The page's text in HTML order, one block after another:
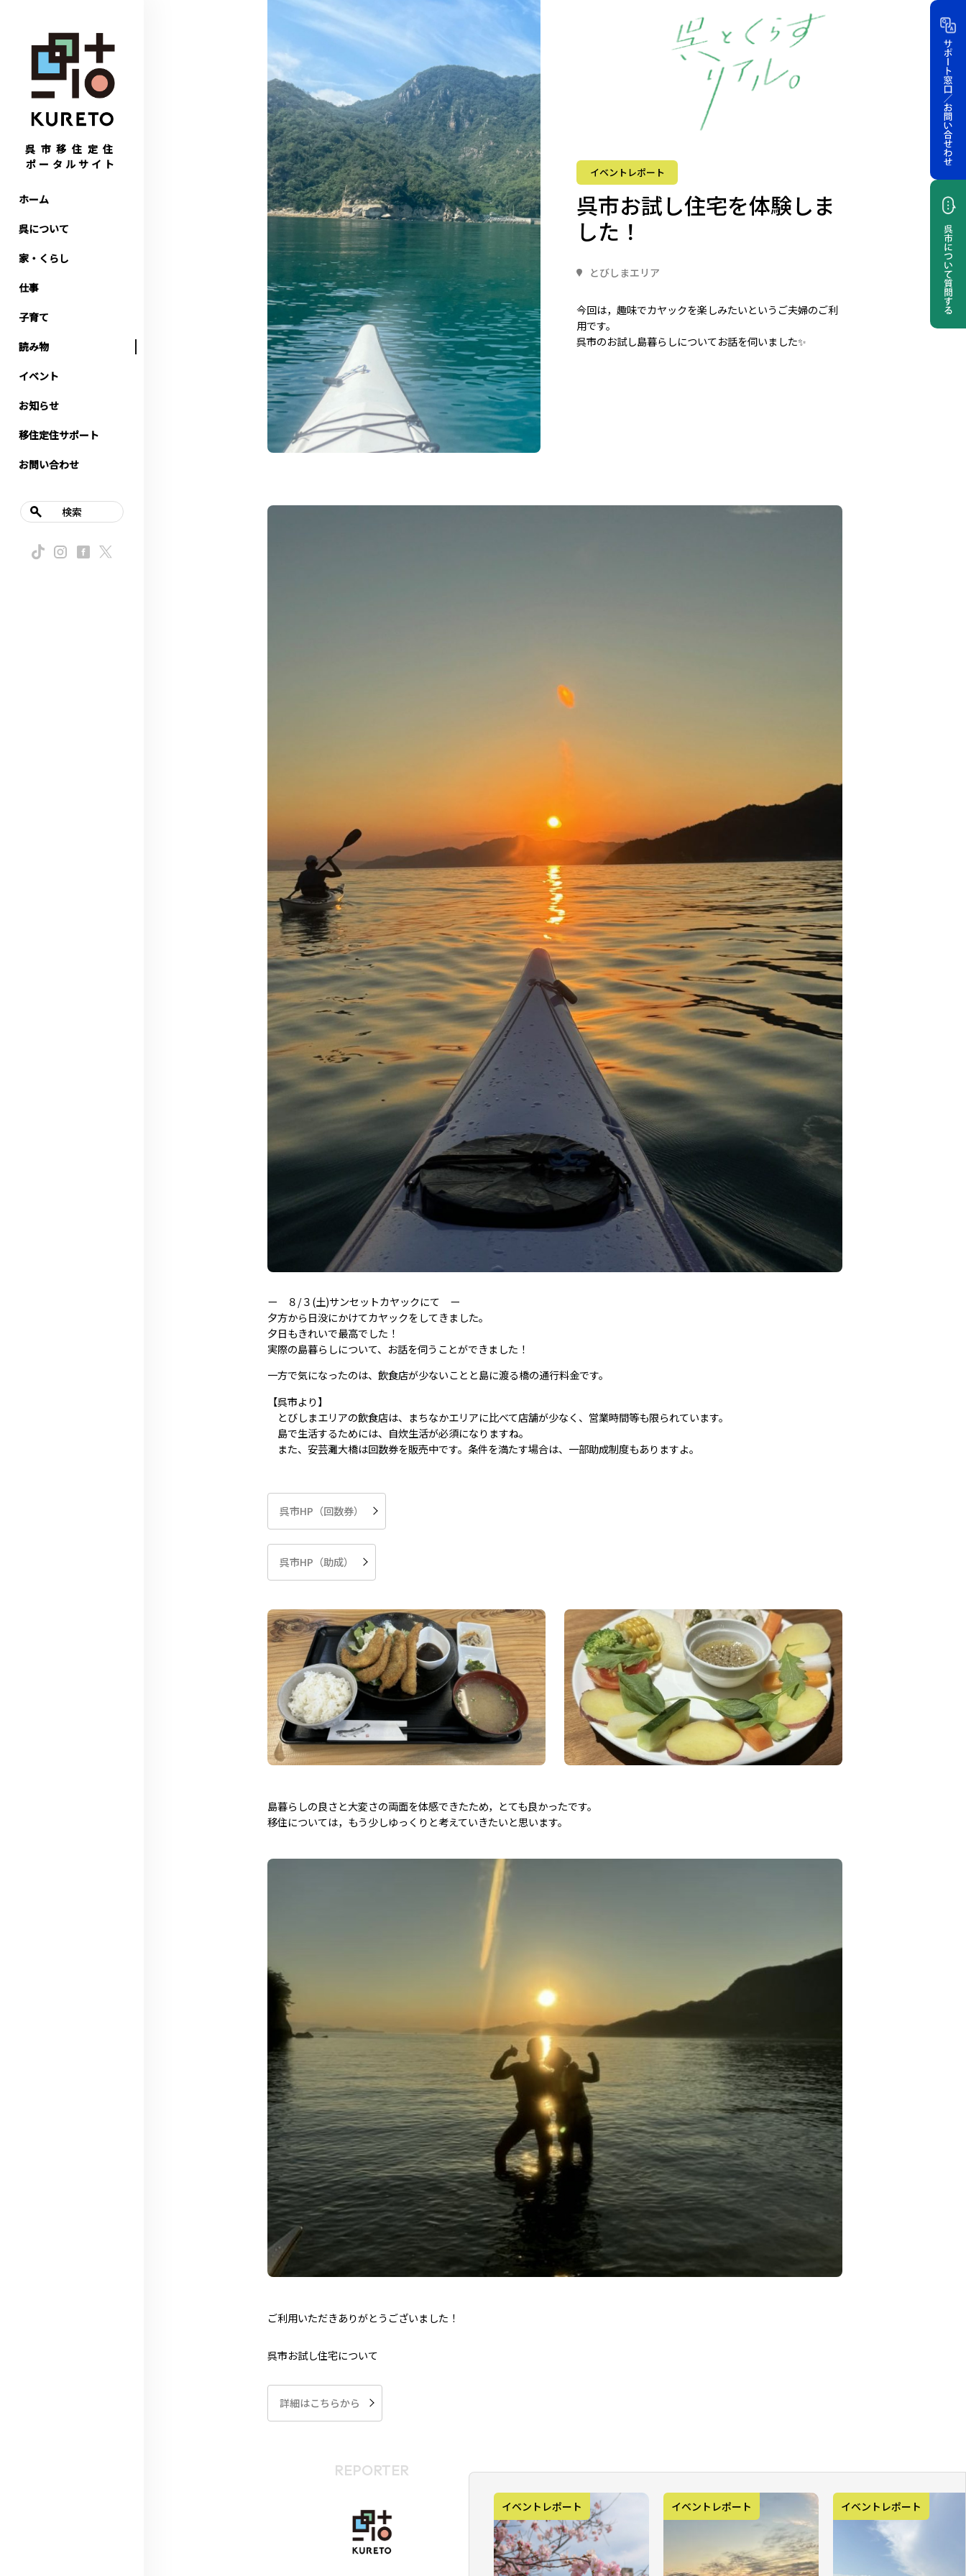
呉市移住定住
ポータルサイト
ホーム
呉について
家・くらし
仕事
子育て
読み物
イベント
お知らせ
移住定住サポート
お問い合わせ
検索
イベントレポート
呉市お試し住宅を体験しま
した！
とびしまエリア
今回は，趣味でカヤックを楽しみたいというご夫婦のご利
用です。
呉市のお試し島暮らしについてお話を伺いました✨
ー ８/３(土)サンセットカヤックにて ー
夕方から日没にかけてカヤックをしてきました。
夕日もきれいで最高でした！
実際の島暮らしについて、お話を伺うことができました！
一方で気になったのは、飲食店が少ないことと島に渡る橋の通行料金です。
【呉市より】
とびしまエリアの飲食店は、まちなかエリアに比べて店舗が少なく、営業時間等も限られています。
島で生活するためには、自炊生活が必須になりますね。
また、安芸灘大橋は回数券を販売中です。条件を満たす場合は、一部助成制度もありますよ。
呉市HP（回数券）
呉市HP（助成）
島暮らしの良さと大変さの両面を体感できたため，とても良かったです。
移住については，もう少しゆっくりと考えていきたいと思います。
ご利用いただきありがとうございました！
呉市お試し住宅について
詳細はこちらから
REPORTER
イベントレポート イベントレポート イベントレポート